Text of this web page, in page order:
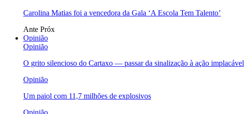
Carolina Matias foi a vencedora da Gala ‘A Escola Tem Talento’
Ante Próx
Opinião
Opinião
O grito silencioso do Cartaxo — passar da sinalização à ação implacável
Opinião
Um paiol com 11,7 milhões de explosivos
Opinião